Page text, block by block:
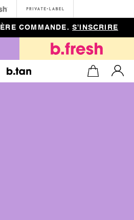
b.fresh
COMMANDE.S'INSCRIRE